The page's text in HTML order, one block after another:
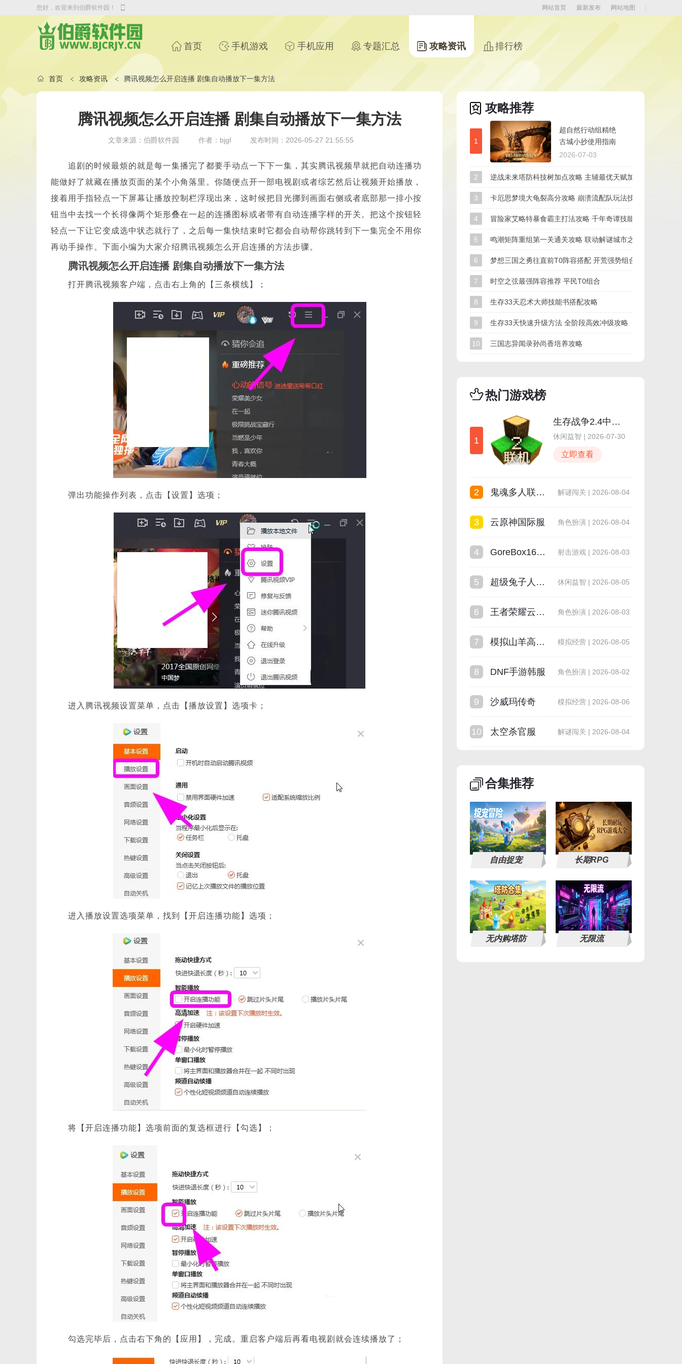
您好，欢迎来到伯爵软件园！ 网站地图
最新发布
网站首页
首页 手机游戏 手机应用 专题汇总 攻略资讯 排行榜
首页 攻略资讯 腾讯视频怎么开启连播 剧集自动播放下一集方法
腾讯视频怎么开启连播 剧集自动播放下一集方法
文章来源：伯爵软件园 作者：bjgl 发布时间：2026-05-27 21:55:55
追剧的时候最烦的就是每一集播完了都要手动点一下下一集，其实腾讯视频早就把自动连播功
能做好了就藏在播放页面的某个小角落里。你随便点开一部电视剧或者综艺然后让视频开始播放，
接着用手指轻点一下屏幕让播放控制栏浮现出来，这时候把目光挪到画面右侧或者底部那一排小按
钮当中去找一个长得像两个矩形叠在一起的连播图标或者带有自动连播字样的开关。把这个按钮轻
轻点一下让它变成选中状态就行了，之后每一集快结束时它都会自动帮你跳转到下一集完全不用你
再动手操作。下面小编为大家介绍腾讯视频怎么开启连播的方法步骤。
腾讯视频怎么开启连播 剧集自动播放下一集方法
打开腾讯视频客户端，点击右上角的【三条横线】；
弹出功能操作列表，点击【设置】选项；
进入腾讯视频设置菜单，点击【播放设置】选项卡；
进入播放设置选项菜单，找到【开启连播功能】选项；
将【开启连播功能】选项前面的复选框进行【勾选】；
勾选完毕后，点击右下角的【应用】，完成。重启客户端后再看电视剧就会连续播放了；
攻略推荐
1
超自然行动组精绝
古城小抄使用指南
极限地图宝箱路线
详解
2026-07-03
2 逆战未来塔防科技树加点攻略 主辅最优天赋加点路线
3 卡厄思梦境大龟裂高分攻略 崩溃流配队玩法技巧
4 冒险家艾略特暴食霸主打法攻略 千年奇谭技能拆解无伤打法
5 鸣潮矩阵重组第一关通关攻略 联动解谜城市之光怎么过
6 梦想三国之勇往直前T0阵容搭配 开荒强势组合
7 时空之弦最强阵容推荐 平民T0组合
8 生存33天忍术大师技能书搭配攻略
9 生存33天快速升级方法 全阶段高效冲级攻略
10 三国志异闻录孙尚香培养攻略
热门游戏榜
1
生存战争2.4中文版
休闲益智 | 2026-07-30
立即查看
2 鬼魂多人联机版 解谜闯关 | 2026-08-04
3 云原神国际服 角色扮演 | 2026-08-04
4 GoreBox16.0最新版本 射击游戏 | 2026-08-03
5 超级兔子人双人手机版 休闲益智 | 2026-08-05
6 王者荣耀云游戏 角色扮演 | 2026-08-03
7 模拟山羊高级版 模拟经营 | 2026-08-05
8 DNF手游韩服 角色扮演 | 2026-08-02
9 沙威玛传奇 模拟经营 | 2026-08-06
10 太空杀官服 解谜闯关 | 2026-08-04
合集推荐
自由捉宠 长期RPG
无内购塔防 无限流